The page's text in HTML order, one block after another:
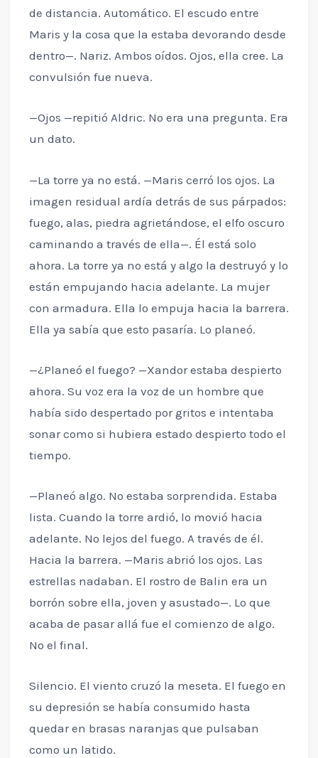
de distancia. Automático. El escudo entre
Maris y la cosa que la estaba devorando desde
dentro—. Nariz. Ambos oídos. Ojos, ella cree. La
convulsión fue nueva.
—Ojos —repitió Aldric. No era una pregunta. Era
un dato.
—La torre ya no está. —Maris cerró los ojos. La
imagen residual ardía detrás de sus párpados:
fuego, alas, piedra agrietándose, el elfo oscuro
caminando a través de ella—. Él está solo
ahora. La torre ya no está y algo la destruyó y lo
están empujando hacia adelante. La mujer
con armadura. Ella lo empuja hacia la barrera.
Ella ya sabía que esto pasaría. Lo planeó.
—¿Planeó el fuego? —Xandor estaba despierto
ahora. Su voz era la voz de un hombre que
había sido despertado por gritos e intentaba
sonar como si hubiera estado despierto todo el
tiempo.
—Planeó algo. No estaba sorprendida. Estaba
lista. Cuando la torre ardió, lo movió hacia
adelante. No lejos del fuego. A través de él.
Hacia la barrera. —Maris abrió los ojos. Las
estrellas nadaban. El rostro de Balin era un
borrón sobre ella, joven y asustado—. Lo que
acaba de pasar allá fue el comienzo de algo.
No el final.
Silencio. El viento cruzó la meseta. El fuego en
su depresión se había consumido hasta
quedar en brasas naranjas que pulsaban
como un latido.